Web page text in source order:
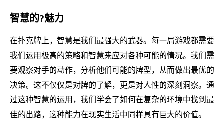
智慧的?魅力
在扑克牌上，智慧是我们最强大的武器。每一局游戏都需要
我们运用极高的策略和智慧来应对各种可能的情况。我们需
要观察对手的动作，分析他们可能的牌型，从而做出最优的
决策。这不仅仅是对牌的了解，更是对人性的深刻洞察。通
过这种智慧的运用，我们学会了如何在复杂的环境中找到最
佳的出路，这种能力在现实生活中同样具有巨大的价值。